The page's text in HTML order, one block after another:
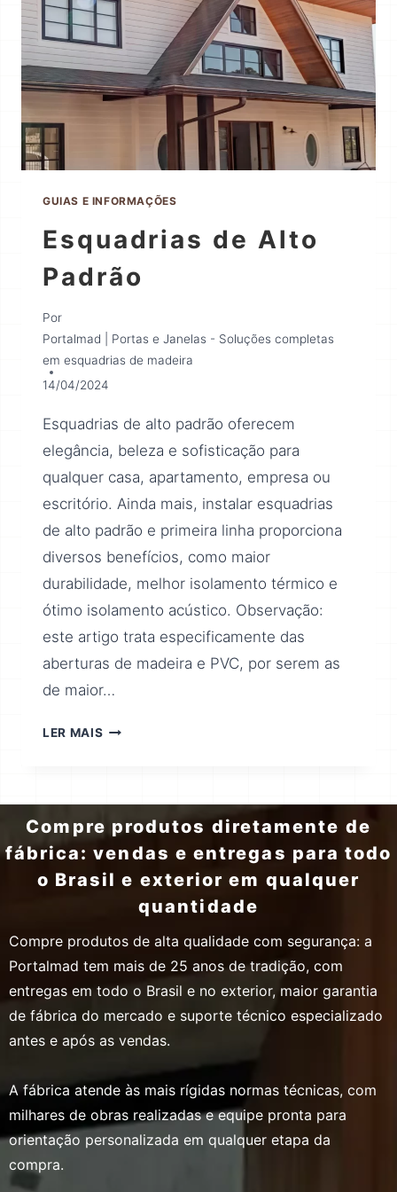
GUIAS E INFORMAÇÕES
Esquadrias de Alto
Padrão
Por
Portalmad | Portas e Janelas - Soluções completas
em esquadrias de madeira
14/04/2024
Esquadrias de alto padrão oferecem
elegância, beleza e sofisticação para
qualquer casa, apartamento, empresa ou
escritório. Ainda mais, instalar esquadrias
de alto padrão e primeira linha proporciona
diversos benefícios, como maior
durabilidade, melhor isolamento térmico e
ótimo isolamento acústico. Observação:
este artigo trata especificamente das
aberturas de madeira e PVC, por serem as
de maior…
LER MAIS
Compre produtos diretamente de
fábrica: vendas e entregas para todo
o Brasil e exterior em qualquer
quantidade
Compre produtos de alta qualidade com segurança: a
Portalmad tem mais de 25 anos de tradição, com
entregas em todo o Brasil e no exterior, maior garantia
de fábrica do mercado e suporte técnico especializado
antes e após as vendas.
A fábrica atende às mais rígidas normas técnicas, com
milhares de obras realizadas e equipe pronta para
orientação personalizada em qualquer etapa da
compra.